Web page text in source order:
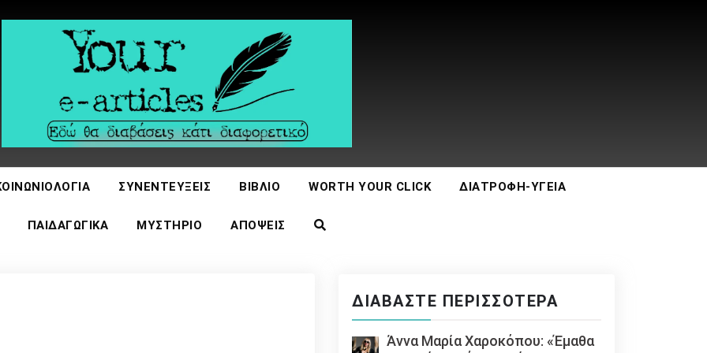
ΣΥΝΕΝΤΕΎΞΕΙΣ ΒΙΒΛΊΟ WORTH YOUR CLICK ΔΙΑΤΡΟΦΉ-ΥΓΕΊΑ
ΠΑΙΔΑΓΩΓΙΚΆ ΜΥΣΤΉΡΙΟ ΑΠΌΨΕΙΣ
ΔΙΑΒΆΣΤΕ ΠΕΡΙΣΣΌΤΕΡΑ
Άννα Μαρία Χαροκόπου: «Έμαθα